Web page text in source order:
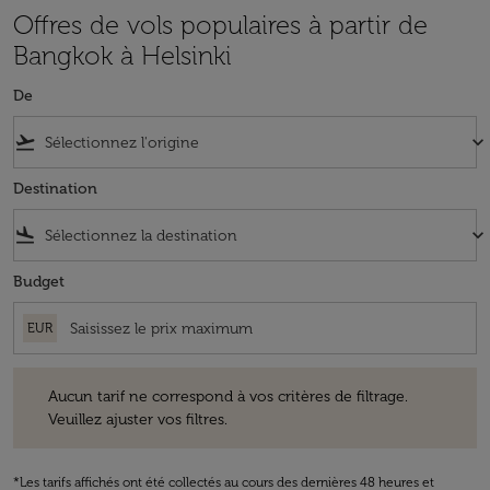
Offres de vols populaires à partir de
Bangkok à Helsinki
De
flight_takeoff keyboard_arrow_down
Destination
flight_land keyboard_arrow_down
Budget
EUR
Aucun tarif ne correspond à vos critères de filtrage.
Veuillez ajuster vos filtres.
*Les tarifs affichés ont été collectés au cours des dernières 48 heures et